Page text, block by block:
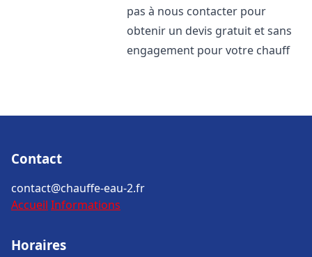
pas à nous contacter pour
obtenir un devis gratuit et sans
engagement pour votre chauff
Contact
contact@chauffe-eau-2.fr
Accueil Informations
Horaires